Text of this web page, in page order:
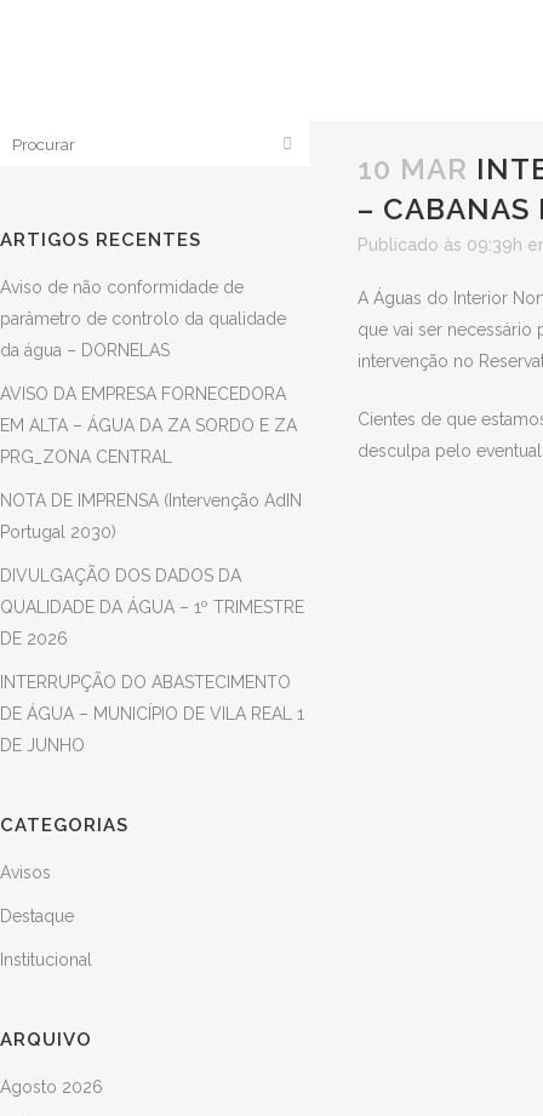
INTERRUPÇÃO PLANEADA DO ABASTECIMENTO
ARTIGOS RECENTES
Aviso de não conformidade de
parâmetro de controlo da qualidade
da água – DORNELAS
AVISO DA EMPRESA FORNECEDORA
EM ALTA – ÁGUA DA ZA SORDO E ZA
PRG_ZONA CENTRAL
NOTA DE IMPRENSA (Intervenção AdIN
Portugal 2030)
DIVULGAÇÃO DOS DADOS DA
QUALIDADE DA ÁGUA – 1º TRIMESTRE
DE 2026
INTERRUPÇÃO DO ABASTECIMENTO
DE ÁGUA – MUNICÍPIO DE VILA REAL 1
DE JUNHO
CATEGORIAS
Avisos
Destaque
Institucional
ARQUIVO
Agosto 2026
10 MAR
– CABANAS
Publicado às 09:39h
A Águas do Interior
que vai ser necessário
intervenção no
Cientes de que
desculpa pelo